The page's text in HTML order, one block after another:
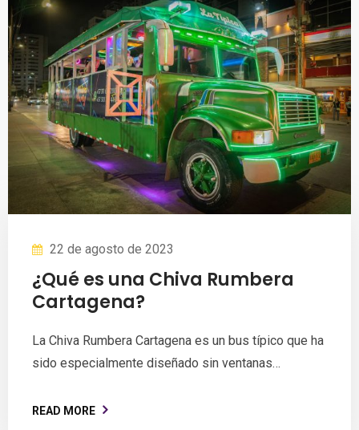
22 de agosto de 2023
¿Qué es una Chiva Rumbera
Cartagena?
La Chiva Rumbera Cartagena es un bus típico que ha
sido especialmente diseñado sin ventanas…
READ MORE